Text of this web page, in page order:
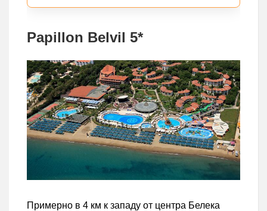
Papillon Belvil 5*
Примерно в 4 км к западу от центра Белека